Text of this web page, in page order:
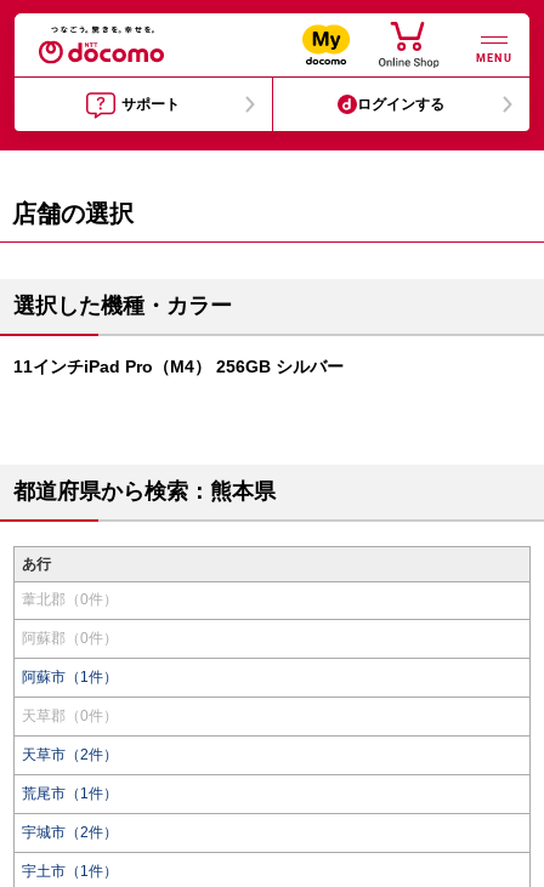
MENU
サポート ログインする
店舗の選択
選択した機種・カラー
11インチiPad Pro（M4） 256GB シルバー
都道府県から検索：熊本県
あ行
葦北郡（0件）
阿蘇郡（0件）
阿蘇市（1件）
天草郡（0件）
天草市（2件）
荒尾市（1件）
宇城市（2件）
宇土市（1件）